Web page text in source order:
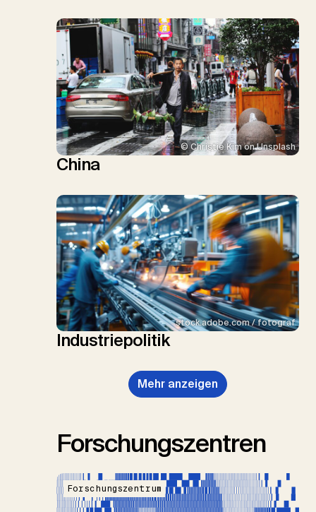
© Christie Kim on Unsplash
China
stock.adobe.com / fotograf
Industriepolitik
Mehr anzeigen
Forschungszentren
Forschungszentrum